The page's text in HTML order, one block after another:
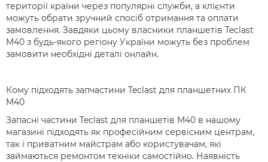
території країни через популярні служби, а клієнти
можуть обрати зручний спосіб отримання та оплати
замовлення. Завдяки цьому власники планшетів Teclast
M40 з будь-якого регіону України можуть без проблем
замовити необхідні деталі онлайн.
Кому підходять запчастини Teclast для планшетних ПК
M40
Запасні частини Teclast для планшетів M40 в нашому
магазині підходять як професійним сервісним центрам,
так і приватним майстрам або користувачам, які
займаються ремонтом техніки самостійно. Наявність